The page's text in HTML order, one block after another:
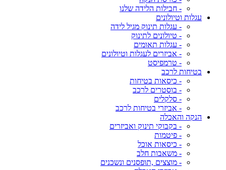
- חבילות הלידה שלנו
עגלות וטיולונים
- עגלות תינוק מגיל לידה
- טיולונים לתינוק
- עגלות תאומים
- אביזרים לעגלות וטיולונים
- טרמפיסט
בטיחות לרכב
- כיסאות בטיחות
- בוסטרים לרכב
- סלקלים
- אביזרי בטיחות לרכב
הנקה והאכלה
- בקבוקי תינוק ואביזרים
- פיטמות
- כיסאות אוכל
- משאבות חלב
- מוצצים ,תופסנים ונשכנים